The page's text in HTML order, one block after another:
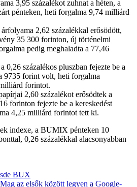
3,95 százalékot zuhnat a héten, a
pénteken, heti forgalma 9,74 milliárd
2,62 százalékkal erősödött,
35 300 forinton, új történelmi
pedig meghaladta a 77,46
0,26 százalékos pluszban fejezte be a
9735 forint volt, heti forgalma
forintot.
2,60 százalékot erősödtek a
forinton fejezte be a kereskedést
4,25 milliárd forintot tett ki.
indexe, a BUMIX pénteken 10
0,26 százalékkal alacsonyabban
BUX
az elsők között legyen a Google-